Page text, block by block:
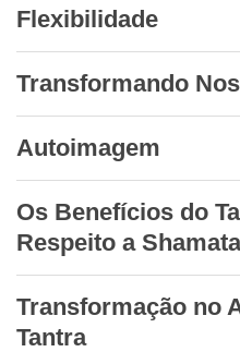
Flexibilidade
Transformando
Autoimagem
Os Benefícios do
Respeito a Shamata
Transformação no
Tantra